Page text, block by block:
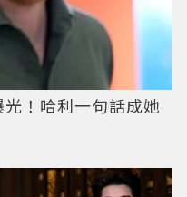
！哈利一句話成她